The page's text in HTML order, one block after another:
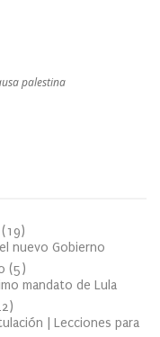
palestina
(19)
nuevo Gobierno
(5)
mandato de Lula
)
| Lecciones para